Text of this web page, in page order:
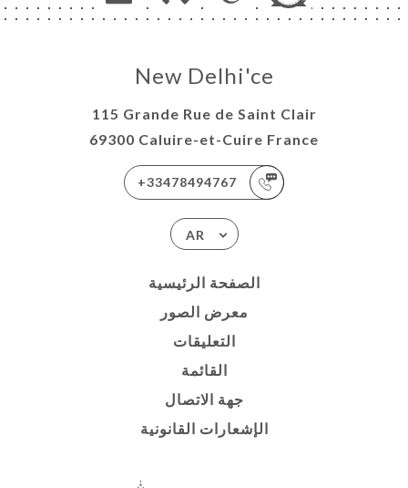
New Delhi'ce
115 Grande Rue de Saint Clair
69300 Caluire-et-Cuire France
+33478494767
AR
الصفحة الرئيسية
معرض الصور
التعليقات
القائمة
جهة الاتصال
الإشعارات القانونية